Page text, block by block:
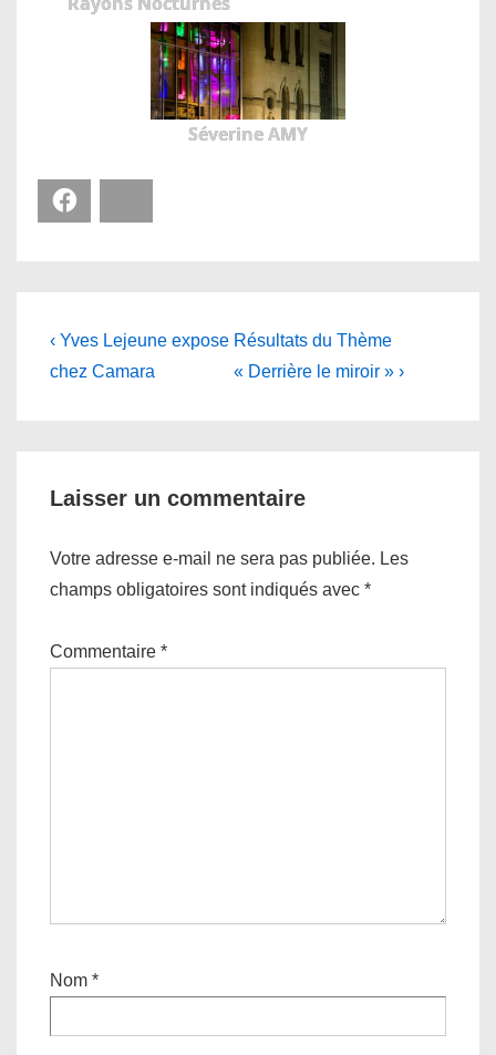
Séverine AMY
Navigation
de
Previous
Post
‹ Yves Lejeune expose
chez Camara
Next
Post
Résultats du Thème
« Derrière le miroir » ›
Laisser un commentaire
Votre adresse e-mail ne sera pas publiée. Les
champs obligatoires sont indiqués avec *
Commentaire *
Nom *